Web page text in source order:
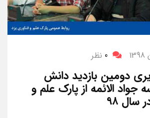
0 نظر
دومین بازدید دانش
جواد الائمه از پارک علم و
سال ۹۸